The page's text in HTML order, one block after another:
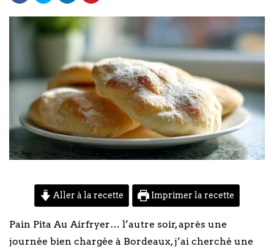
Aller à la recette Imprimer la recette
Pain Pita Au Airfryer… l’autre soir, après une
journée bien chargée à Bordeaux, j’ai cherché une